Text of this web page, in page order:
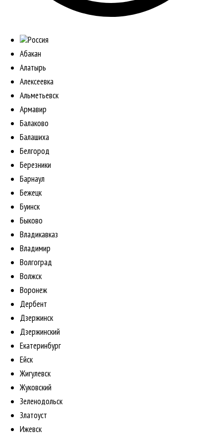
Россия
Абакан
Алатырь
Алексеевка
Альметьевск
Армавир
Балаково
Балашиха
Белгород
Березники
Барнаул
Бежецк
Буинск
Быково
Владикавказ
Владимир
Волгоград
Волжск
Воронеж
Дербент
Дзержинск
Дзержинский
Екатеринбург
Ейск
Жигулевск
Жуковский
Зеленодольск
Златоуст
Ижевск